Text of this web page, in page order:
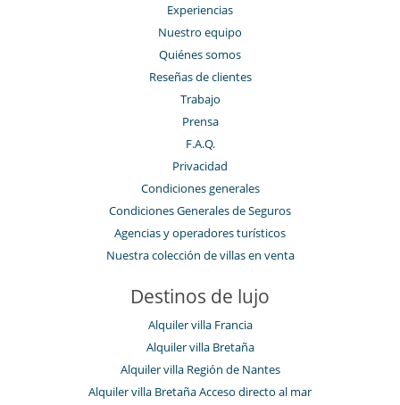
Experiencias
Nuestro equipo
Quiénes somos
Reseñas de clientes
Trabajo
Prensa
F.A.Q.
Privacidad
Condiciones generales
Condiciones Generales de Seguros
Agencias y operadores turísticos
Nuestra colección de villas en venta
Destinos de lujo
Alquiler villa Francia
Alquiler villa Bretaña
Alquiler villa Región de Nantes
Alquiler villa Bretaña Acceso directo al mar